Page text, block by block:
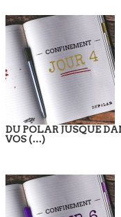
DU POLAR JUSQUE
VOS (…)